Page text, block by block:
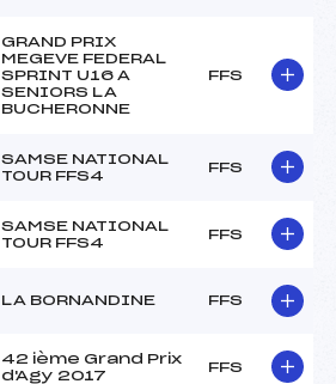
GRAND PRIX
MEGEVE FEDERAL
SPRINT U16 A
SENIORS LA
BUCHERONNE
FFS
SAMSE NATIONAL
TOUR FFS4
FFS
SAMSE NATIONAL
TOUR FFS4
FFS
LA BORNANDINE FFS
42 ième Grand Prix
d'Agy 2017
FFS